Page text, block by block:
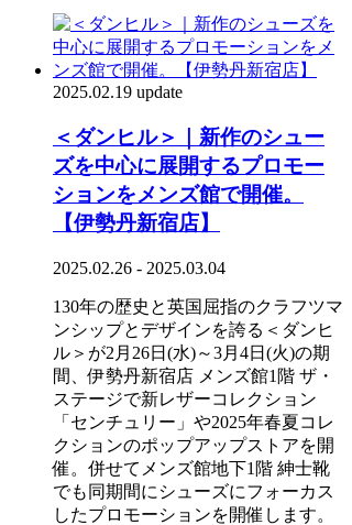
2025.02.19 update
＜ダンヒル＞｜新作のシュー
ズを中心に展開するプロモー
ションをメンズ館で開催。
【伊勢丹新宿店】
2025.02.26 - 2025.03.04
130年の歴史と英国屈指のクラフツマ
ンシップとデザインを誇る＜ダンヒ
ル＞が2月26日(水)～3月4日(火)の期
間、伊勢丹新宿店 メンズ館1階 ザ・
ステージで新レザーコレクション
「センチュリー」や2025年春夏コレ
クションのポップアップストアを開
催。併せてメンズ館地下1階 紳士靴
でも同期間にシューズにフォーカス
したプロモーションを開催します。